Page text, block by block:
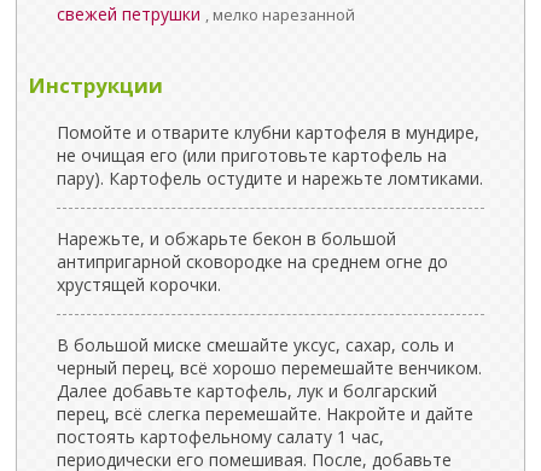
свежей петрушки , мелко нарезанной
Инструкции
Помойте и отварите клубни картофеля в мундире,
не очищая его (или приготовьте картофель на
пару). Картофель остудите и нарежьте ломтиками.
Нарежьте, и обжарьте бекон в большой
антипригарной сковородке на среднем огне до
хрустящей корочки.
В большой миске смешайте уксус, сахар, соль и
черный перец, всё хорошо перемешайте венчиком.
Далее добавьте картофель, лук и болгарский
перец, всё слегка перемешайте. Накройте и дайте
постоять картофельному салату 1 час,
периодически его помешивая. После, добавьте